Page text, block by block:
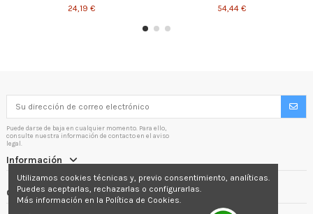
24,19 €
54,44 €
Puede darse de baja en cualquier momento. Para ello,
consulte nuestra información de contacto en el aviso
legal.
Información
Contactáctenos
Utilizamos cookies técnicas y, previo consentimiento, analíticas.
Puedes aceptarlas, rechazarlas o configurarlas.
Más información en la Política de Cookies.